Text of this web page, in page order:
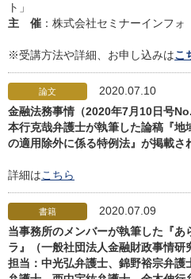
ト」
主 催 ：株式会社セミナーインフォ
※受講方法や詳細、お申し込みはこ
論文
2020.07.10
金融法務事情（2020年7月10日号
本行克哉弁護士が執筆した論稿『
の適用除外に係る特例法』が掲載さ
詳細はこちら
書籍
2020.07.09
当事務所のメンバーが執筆した『
ラ』（一般社団法人金融財政事情
担当：中光弘弁護士、錦野裕宗弁